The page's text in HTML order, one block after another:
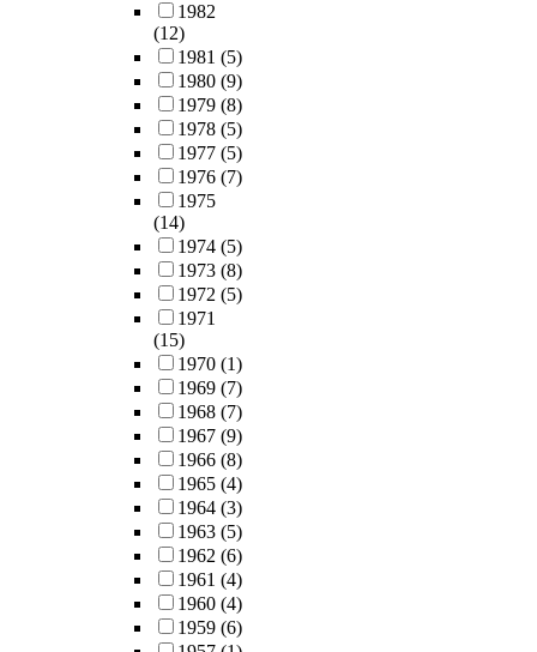
1982
(12)
1981 (5)
1980 (9)
1979 (8)
1978 (5)
1977 (5)
1976 (7)
1975
(14)
1974 (5)
1973 (8)
1972 (5)
1971
(15)
1970 (1)
1969 (7)
1968 (7)
1967 (9)
1966 (8)
1965 (4)
1964 (3)
1963 (5)
1962 (6)
1961 (4)
1960 (4)
1959 (6)